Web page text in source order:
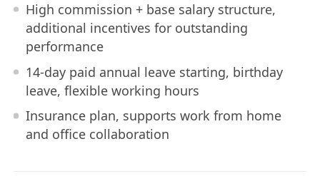
High commission + base salary structure,
additional incentives for outstanding
performance
14-day paid annual leave starting, birthday
leave, flexible working hours
Insurance plan, supports work from home
and office collaboration